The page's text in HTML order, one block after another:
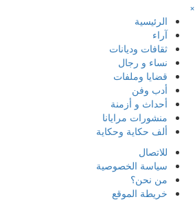
×
الرئيسية
آراء
ثقافات وديانات
نساء و رجال
قضايا وملفات
أدب وفن
أحداث و أزمنة
منشورات مرايانا
ألف حكاية وحكاية
للاتصال
سياسة الخصوصية
من نحن؟
خريطة الموقع